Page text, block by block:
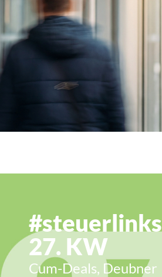
#steuerlinks
27. KW
Cum-Deals, Deubner